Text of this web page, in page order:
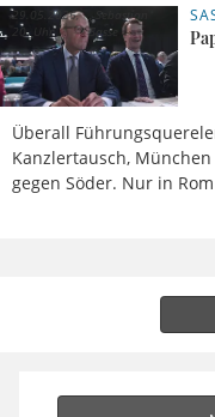
Überall
Kanzlertausch,
gegen Söder. Nur in
29.05.2026,
20 Uhr
Sebastian
Sasse